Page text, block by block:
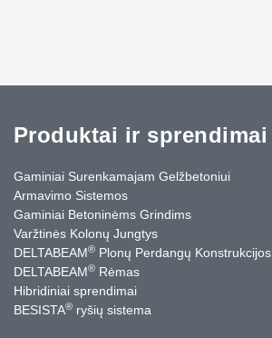
Produktai ir sprendimai
Gaminiai Surenkamajam Gelžbetoniui
Armavimo Sistemos
Gaminiai Betoninėms Grindims
Varžtinės Kolonų Jungtys
DELTABEAM® Plonų Perdangų Konstrukcijos
DELTABEAM® Rėmas
Hibridiniai sprendimai
BESISTA® ryšių sistema